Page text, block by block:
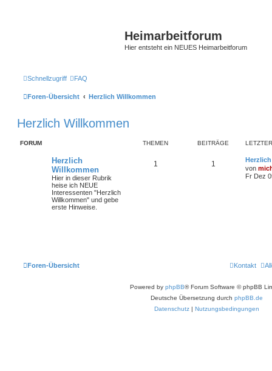
Heimarbeitforum
Hier entsteht ein NEUES Heimarbeitforum
Schnellzugriff FAQ
Foren-Übersicht Herzlich Willkommen
Herzlich Willkommen
FORUM THEMEN BEITRÄGE
Herzlich
Willkommen
Hier in dieser Rubrik
heise ich NEUE
Interessenten "Herzlich
Willkommen" und gebe
erste Hinweise.
1 1
von
Fr Dez
Foren-Übersicht Kontakt
Powered by phpBB® Forum Software © phpBB
Deutsche Übersetzung durch phpBB.de
Datenschutz | Nutzungsbedingungen